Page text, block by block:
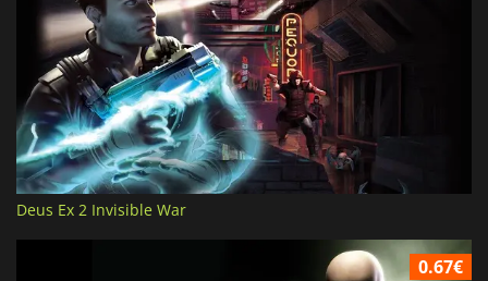
Deus Ex 2 Invisible War
0.67€